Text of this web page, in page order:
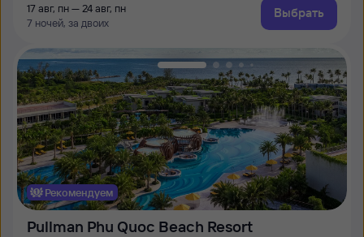
17 авг, пн — 24 авг, пн
7 ночей, за двоих
Выбрать
Рекомендуем
Pullman Phu Quoc Beach Resort